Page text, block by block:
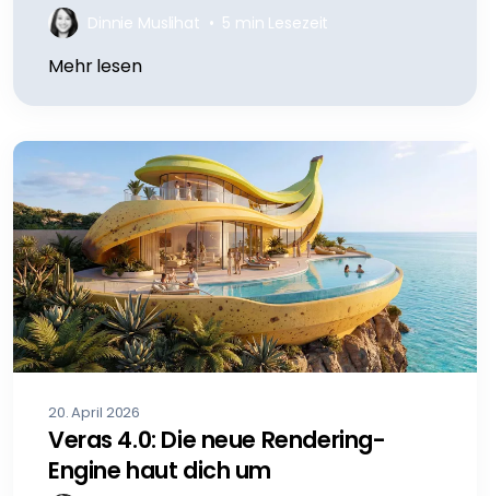
Dinnie Muslihat • 5 min Lesezeit
Mehr lesen
20. April 2026
Veras 4.0: Die neue Rendering-
Engine haut dich um